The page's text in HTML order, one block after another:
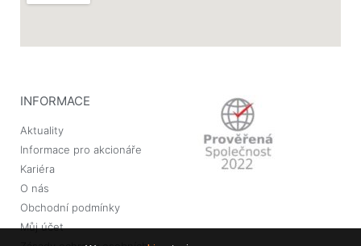
powered by WPCookiePro
INFORMACE
Aktuality
Informace pro akcionáře
Kariéra
O nás
Obchodní podmínky
Můj účet